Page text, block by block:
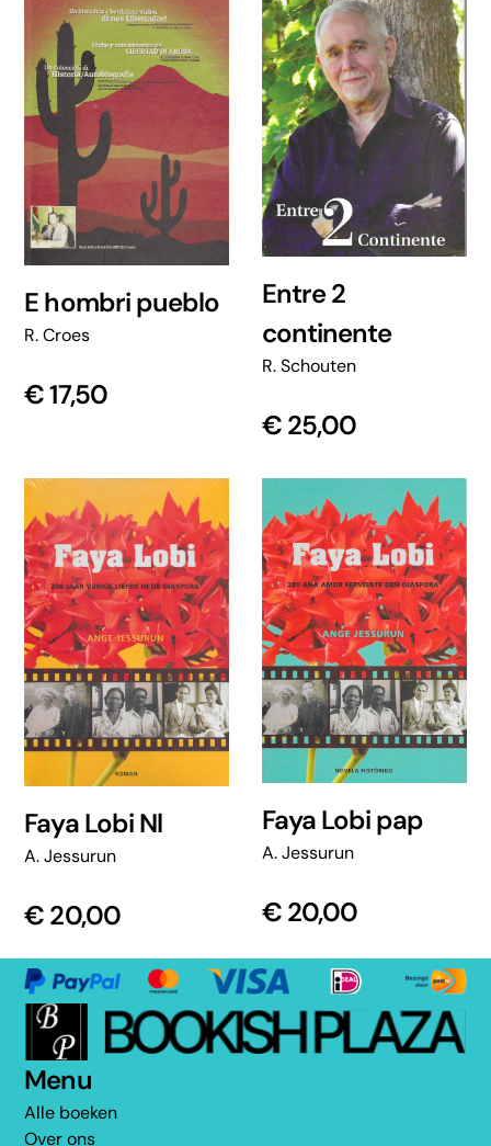
E hombri pueblo
R. Croes
€17,50
Entre 2
continente
R. Schouten
€25,00
Faya Lobi Nl
A. Jessurun
€20,00
Faya Lobi pap
A. Jessurun
€20,00
Menu
Alle boeken
Over ons